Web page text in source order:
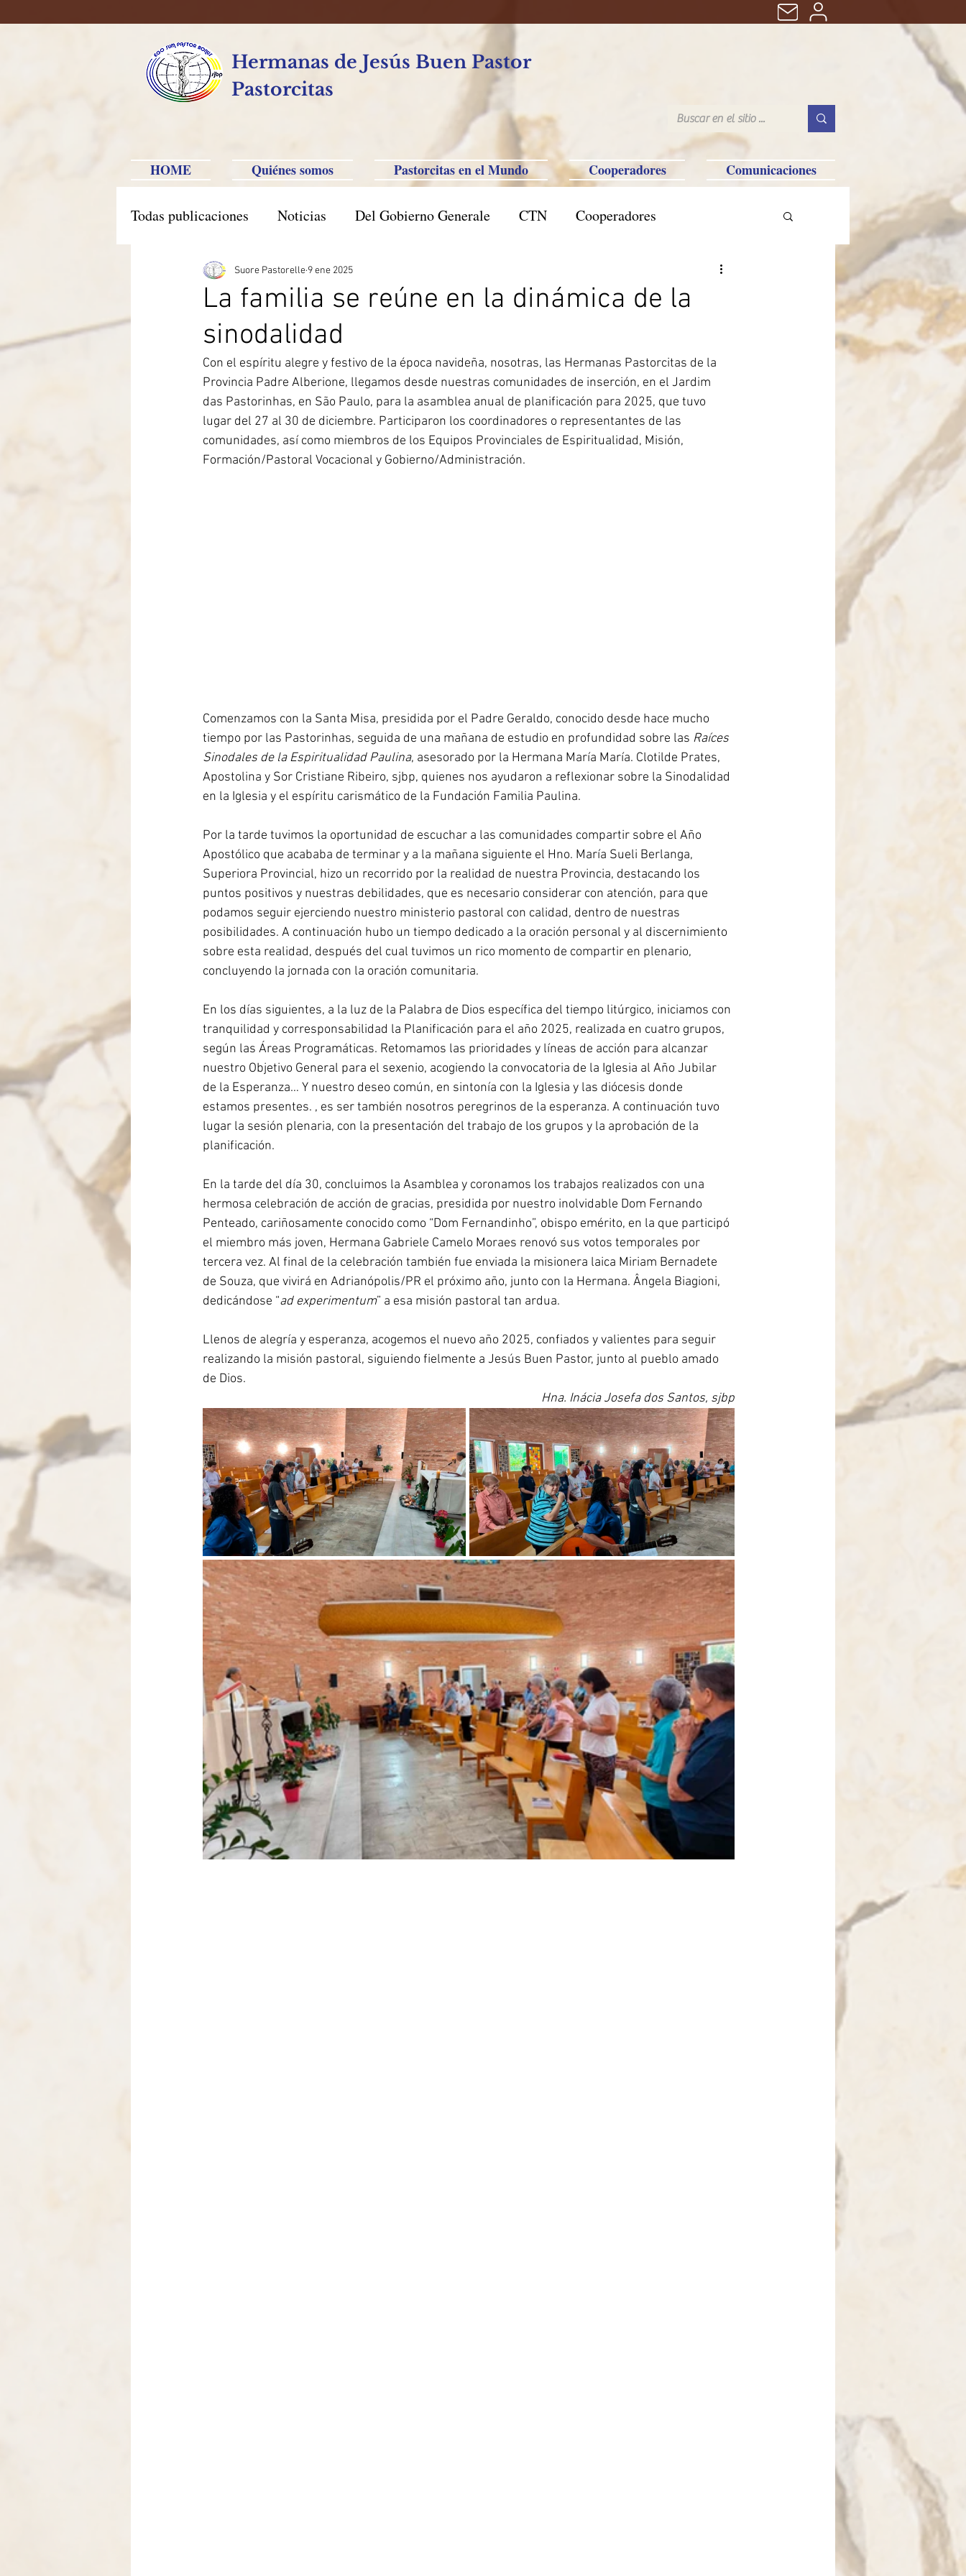
Hermanas de Jesús Buen Pastor
Pastorcitas
HOME Quiénes somos Pastorcitas en el Mundo Cooperadores Comunicaciones
Todas publicaciones Noticias Del Gobierno Generale CTN Cooperadores
América Hispana Brasil Caxias do Sul Filipinas-Australia-Saipan-Taiwan
Itália-Albania-Mozambico
La familia se reúne en la dinámica de la
sinodalidad
Suore Pastorelle 9 ene 2025
Con el espíritu alegre y festivo de la época navideña, nosotras, las Hermanas Pastorcitas de la
Provincia Padre Alberione, llegamos desde nuestras comunidades de inserción, en el Jardim
das Pastorinhas, en São Paulo, para la asamblea anual de planificación para 2025, que tuvo
lugar del 27 al 30 de diciembre. Participaron los coordinadores o representantes de las
comunidades, así como miembros de los Equipos Provinciales de Espiritualidad, Misión,
Formación/Pastoral Vocacional y Gobierno/Administración.
Comenzamos con la Santa Misa, presidida por el Padre Geraldo, conocido desde hace mucho
tiempo por las Pastorinhas, seguida de una mañana de estudio en profundidad sobre las Raíces
Sinodales de la Espiritualidad Paulina, asesorado por la Hermana María María. Clotilde Prates,
Apostolina y Sor Cristiane Ribeiro, sjbp, quienes nos ayudaron a reflexionar sobre la Sinodalidad
en la Iglesia y el espíritu carismático de la Fundación Familia Paulina.
Por la tarde tuvimos la oportunidad de escuchar a las comunidades compartir sobre el Año
Apostólico que acababa de terminar y a la mañana siguiente el Hno. María Sueli Berlanga,
Superiora Provincial, hizo un recorrido por la realidad de nuestra Provincia, destacando los
puntos positivos y nuestras debilidades, que es necesario considerar con atención, para que
podamos seguir ejerciendo nuestro ministerio pastoral con calidad, dentro de nuestras
posibilidades. A continuación hubo un tiempo dedicado a la oración personal y al discernimiento
sobre esta realidad, después del cual tuvimos un rico momento de compartir en plenario,
concluyendo la jornada con la oración comunitaria.
En los días siguientes, a la luz de la Palabra de Dios específica del tiempo litúrgico, iniciamos con
tranquilidad y corresponsabilidad la Planificación para el año 2025, realizada en cuatro grupos,
según las Áreas Programáticas. Retomamos las prioridades y líneas de acción para alcanzar
nuestro Objetivo General para el sexenio, acogiendo la convocatoria de la Iglesia al Año Jubilar
de la Esperanza… Y nuestro deseo común, en sintonía con la Iglesia y las diócesis donde
estamos presentes. , es ser también nosotros peregrinos de la esperanza. A continuación tuvo
lugar la sesión plenaria, con la presentación del trabajo de los grupos y la aprobación de la
planificación.
En la tarde del día 30, concluimos la Asamblea y coronamos los trabajos realizados con una
hermosa celebración de acción de gracias, presidida por nuestro inolvidable Dom Fernando
Penteado, cariñosamente conocido como “Dom Fernandinho”, obispo emérito, en la que participó
el miembro más joven, Hermana Gabriele Camelo Moraes renovó sus votos temporales por
tercera vez. Al final de la celebración también fue enviada la misionera laica Miriam Bernadete
de Souza, que vivirá en Adrianópolis/PR el próximo año, junto con la Hermana. Ângela Biagioni,
dedicándose “ad experimentum” a esa misión pastoral tan ardua.
Llenos de alegría y esperanza, acogemos el nuevo año 2025, confiados y valientes para seguir
realizando la misión pastoral, siguiendo fielmente a Jesús Buen Pastor, junto al pueblo amado
de Dios.
Hna. Inácia Josefa dos Santos, sjbp